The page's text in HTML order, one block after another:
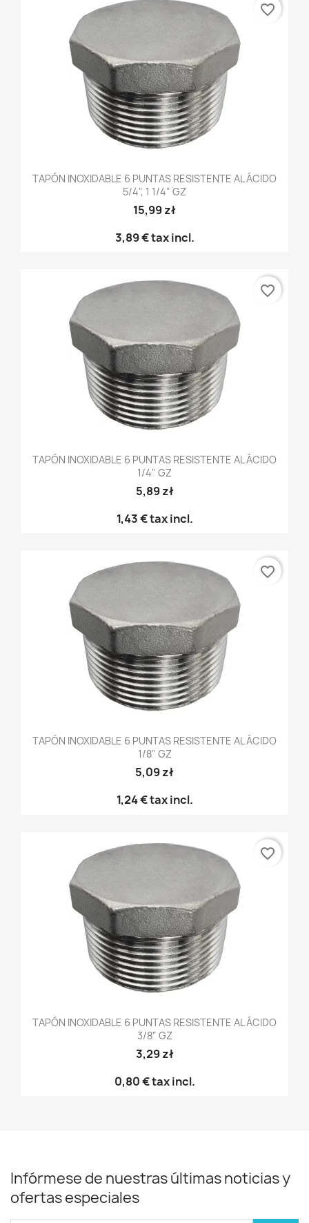
TAPÓN INOXIDABLE 6 PUNTAS RESISTENTE AL ÁCIDO
5/4", 1 1/4" GZ
15,99 zł
3,89 €tax incl.
favorite_border
TAPÓN INOXIDABLE 6 PUNTAS RESISTENTE AL ÁCIDO
1/4" GZ
5,89 zł
1,43 €tax incl.
favorite_border
TAPÓN INOXIDABLE 6 PUNTAS RESISTENTE AL ÁCIDO
1/8" GZ
5,09 zł
1,24 €tax incl.
favorite_border
TAPÓN INOXIDABLE 6 PUNTAS RESISTENTE AL ÁCIDO
3/8" GZ
3,29 zł
0,80 €tax incl.
favorite_border
Infórmese de nuestras últimas noticias y
ofertas especiales